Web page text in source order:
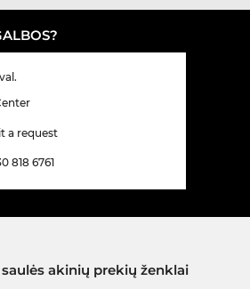
a request
818 6761
akinių prekių ženklai